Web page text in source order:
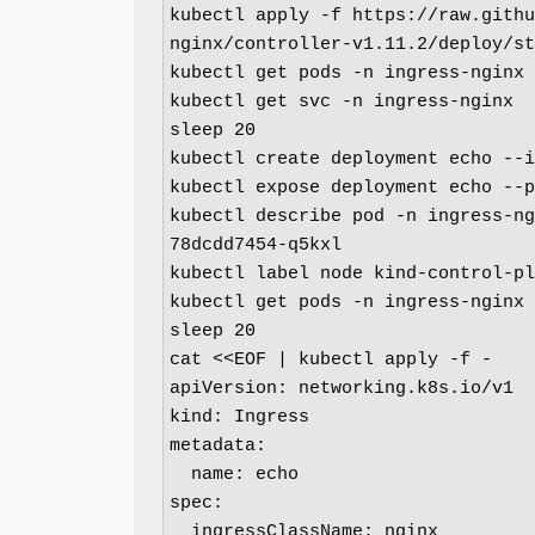
kubectl apply -f https://
nginx/controller-v1.11.2/deploy/
kubectl get pods -n ingress-nginx
kubectl get svc -n ingress-nginx
sleep 20
kubectl create deployment echo --
kubectl expose deployment echo
kubectl describe pod -n ingress-
78dcdd7454-q5kxl
kubectl label node kind-control-
kubectl get pods -n ingress-nginx
sleep 20
cat <<EOF | kubectl apply -f -
apiVersion: networking.k8s.io/v1
kind: Ingress
metadata:
spec: